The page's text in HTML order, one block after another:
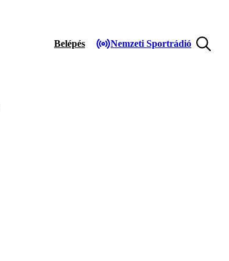
Belépés Nemzeti Sportrádió